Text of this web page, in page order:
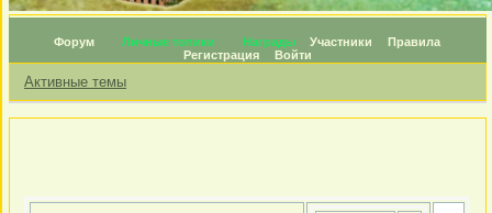
Форум Личные топики Награды Участники
Правила
Регистрация
Войти
Активные темы